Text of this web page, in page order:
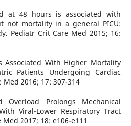
at 48 hours is associated with
not mortality in a general PICU:
Pediatr Crit Care Med 2015; 16:
Associated With Higher Mortality
Patients Undergoing Cardiac
2016; 17: 307-314
Prolongs Mechanical
Viral-Lower Respiratory Tract
2017; 18: e106-e111